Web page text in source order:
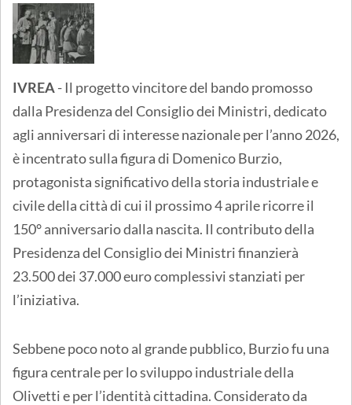
IVREA- Il progetto vincitore del bando promosso
dalla Presidenza del Consiglio dei Ministri, dedicato
agli anniversari di interesse nazionale per l’anno 2026,
è incentrato sulla figura di Domenico Burzio,
protagonista significativo della storia industriale e
civile della città di cui il prossimo 4 aprile ricorre il
150° anniversario dalla nascita. Il contributo della
Presidenza del Consiglio dei Ministri finanzierà
23.500 dei 37.000 euro complessivi stanziati per
l’iniziativa.
Sebbene poco noto al grande pubblico, Burzio fu una
figura centrale per lo sviluppo industriale della
Olivetti e per l’identità cittadina. Considerato da